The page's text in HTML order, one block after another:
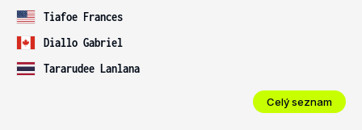
Tiafoe Frances
Diallo Gabriel
Tararudee Lanlana
Celý seznam